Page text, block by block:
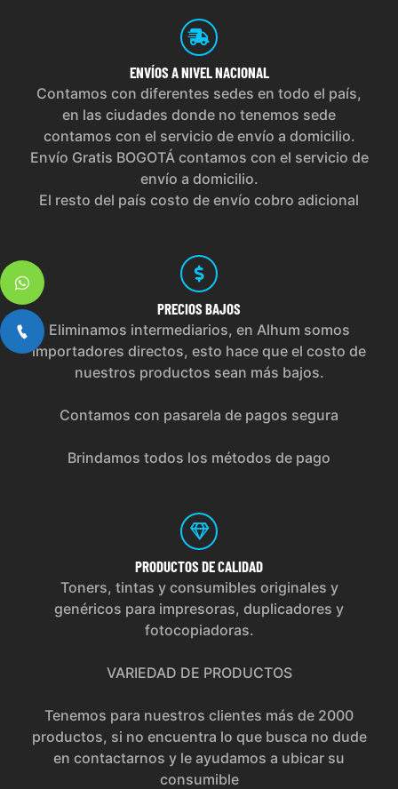
ENVÍOS A NIVEL NACIONAL
Contamos con diferentes sedes en todo el país,
en las ciudades donde no tenemos sede
contamos con el servicio de envío a domicilio.
Envío Gratis BOGOTÁ contamos con el servicio de
envío a domicilio.
El resto del país costo de envío cobro adicional
PRECIOS BAJOS
Eliminamos intermediarios, en Alhum somos
importadores directos, esto hace que el costo de
nuestros productos sean más bajos.
Contamos con pasarela de pagos segura
Brindamos todos los métodos de pago
PRODUCTOS DE CALIDAD
Toners, tintas y consumibles originales y
genéricos para impresoras, duplicadores y
fotocopiadoras.
VARIEDAD DE PRODUCTOS
Tenemos para nuestros clientes más de 2000
productos, si no encuentra lo que busca no dude
en contactarnos y le ayudamos a ubicar su
consumible